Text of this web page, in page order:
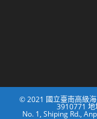
© 2021 國立臺南高級
3910771 地
No. 1, Shiping Rd.,